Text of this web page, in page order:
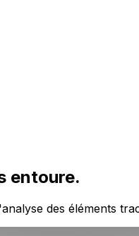
entoure.
des éléments